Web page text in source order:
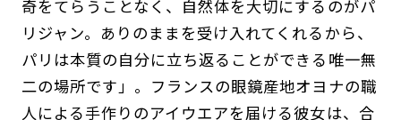
奇をてらうことなく、自然体を大切にするのがパ
リジャン。ありのままを受け入れてくれるから、
パリは本質の自分に立ち返ることができる唯一無
二の場所です」。フランスの眼鏡産地オヨナの職
人による手作りのアイウエアを届ける彼女は、合